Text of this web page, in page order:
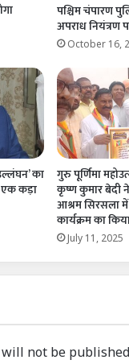
पश्चिम चंपारण
अपराध नियंत्रण
October 16,
का
एक कड़ा
गुरु पूर्णिमा
कृष्ण कुमार बेदी ने
आश्रम सिरसला
कार्यक्रम का
July 11, 2025
not be